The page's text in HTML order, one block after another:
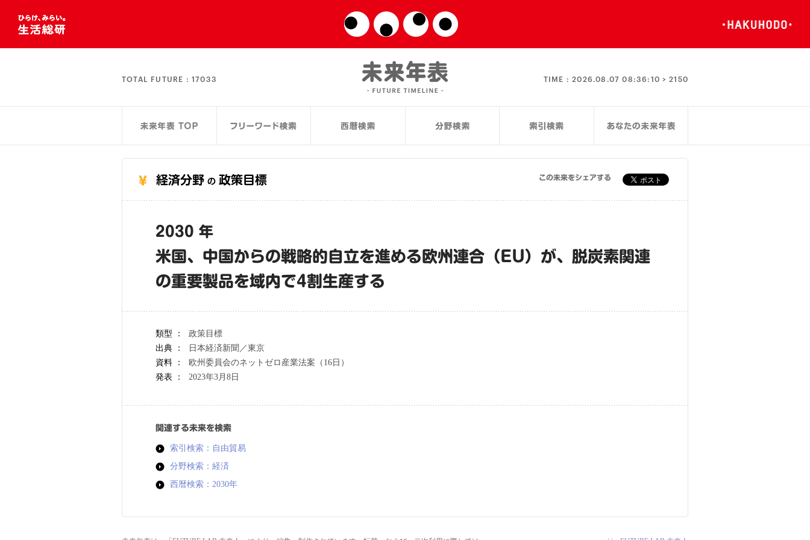
TOTAL FUTURE : 17033 TIME :2026.08.07 08:36:11 > 2150
経済分野 の 政策目標 この未来をシェアする
2030 年
米国、中国からの戦略的自立を進める欧州連合（EU）が、脱炭素関連
の重要製品を域内で4割生産する
類型 ：
政策目標
出典 ：
日本経済新聞／東京
資料 ：
欧州委員会のネットゼロ産業法案（16日）
発表 ：
2023年3月8日
関連する未来を検索
索引検索：自由貿易
分野検索：経済
西暦検索：2030年